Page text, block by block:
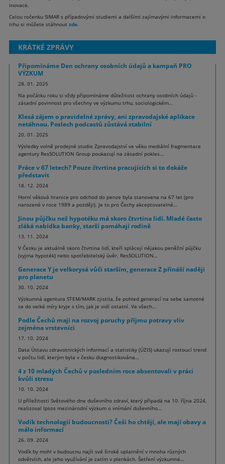
inovace.
Celou ročenku SIMAR s případovými studiemi a dalšími zajímavými informacemi o
trhu si můžete stáhnout zde.
KRÁTKÉ ZPRÁVY
Připomínáme Den ochrany osobních údajů a kampaň PRO
VÝZKUM
28. 01. 2025
Na počátku roku si vždy připomínáme důležitost ochrany osobních údajů -
zásadní povinnost pro všechny ve výzkumu trhu, sociologickém…
Klesá zájem o pravidelné zprávy, ani zpravodajské aplikace
netáhnou. Poslech podcastů zůstává stabilní
20. 01. 2025
Výsledky volně prodejné studie Zpravodajství ve věku mediální fragmentace
agentury ResSOLUTION Group poukazují na zásadní pokles…
Práce v 67 letech? Pouze čtvrtina pracujících si to dokáže
představit
18. 12. 2024
Horní věková hranice pro odchod do penze byla stanovena na 67 let (pro
narozené v roce 1989 a později). Je to pro Čechy akceptovatelné…
Jinou půjčku než hypotéku má skoro čtvrtina lidí. Mladé často
zláká nabídka banky, starší pomáhají rodině
13. 11. 2024
V Česku je aktuálně skoro čtvrtina lidí, kteří splácejí nějakou peněžní půjčku
(vyjma hypoték) nebo spotřebitelský úvěr. ResSOLUTION…
Generace Y je velkorysá vůči starším, generace Z přináší naději
pro planetu
30. 10. 2024
Výzkumná agentura STEM/MARK zjistila, že pohled generací na sebe samotné
se do velké míry kryje s tím, jak je vidí ostatní. Ve všech…
Podle Čechů mají na rozvoj poruchy příjmu potravy vliv
zejména vrstevníci
17. 10. 2024
Data Ústavu zdravotnických informací a statistiky (ÚZIS) ukazují rostoucí trend
v počtu lidí, kterým byla v česku diagnostikována…
4 z 10 mladých Čechů v posledním roce absentovali v práci
kvůli stresu
10. 10. 2024
U příležitosti Světového dne duševního zdraví, který připadá na 10. října 2024,
realizoval Ipsos mezinárodní výzkum o vnímání duševního…
Vodík technologií budoucnosti? Češi ho chtějí, ale mají obavy a
málo informací
26. 09. 2024
Vodík by mohl v budoucnu najít své široké uplatnění v mnoha různých
odvětvích, ale jeho využívání je zatím v plenkách. Šetření výzkumné…